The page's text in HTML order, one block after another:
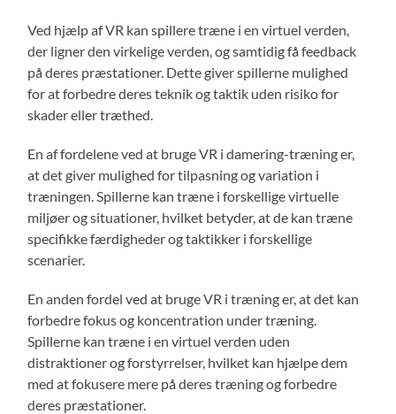
Ved hjælp af VR kan spillere træne i en virtuel verden,
der ligner den virkelige verden, og samtidig få feedback
på deres præstationer. Dette giver spillerne mulighed
for at forbedre deres teknik og taktik uden risiko for
skader eller træthed.
En af fordelene ved at bruge VR i damering-træning er,
at det giver mulighed for tilpasning og variation i
træningen. Spillerne kan træne i forskellige virtuelle
miljøer og situationer, hvilket betyder, at de kan træne
specifikke færdigheder og taktikker i forskellige
scenarier.
En anden fordel ved at bruge VR i træning er, at det kan
forbedre fokus og koncentration under træning.
Spillerne kan træne i en virtuel verden uden
distraktioner og forstyrrelser, hvilket kan hjælpe dem
med at fokusere mere på deres træning og forbedre
deres præstationer.